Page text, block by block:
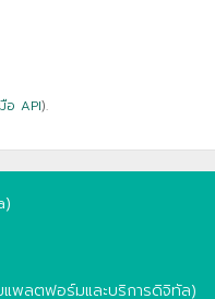
อ API).
พลตฟอร์มและบริการดิจิทัล)